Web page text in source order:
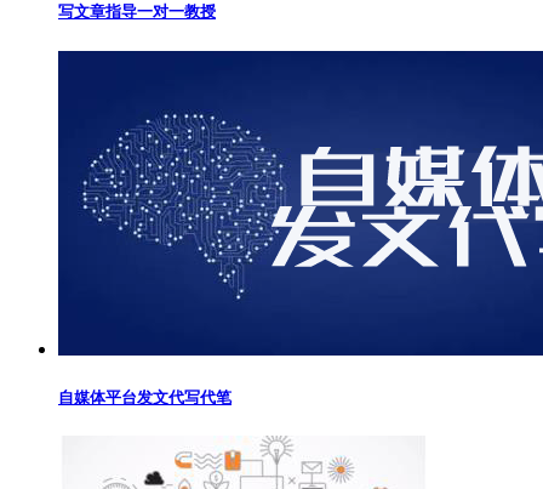
写文章指导一对一教授
自媒体平台发文代写代笔